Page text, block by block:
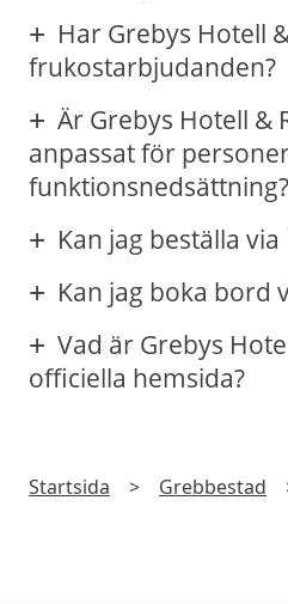
Har Grebys Hotell
frukostarbjudanden?
Är Grebys Hotell &
anpassat för
funktionsnedsättning?
Kan jag beställa
Kan jag boka bord
Vad är Grebys
officiella hemsida?
Startsida > Grebbestad